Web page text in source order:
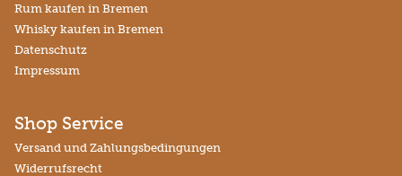
Rum kaufen in Bremen
Whisky kaufen in Bremen
Datenschutz
Impressum
Shop Service
Versand und Zahlungsbedingungen
Widerrufsrecht